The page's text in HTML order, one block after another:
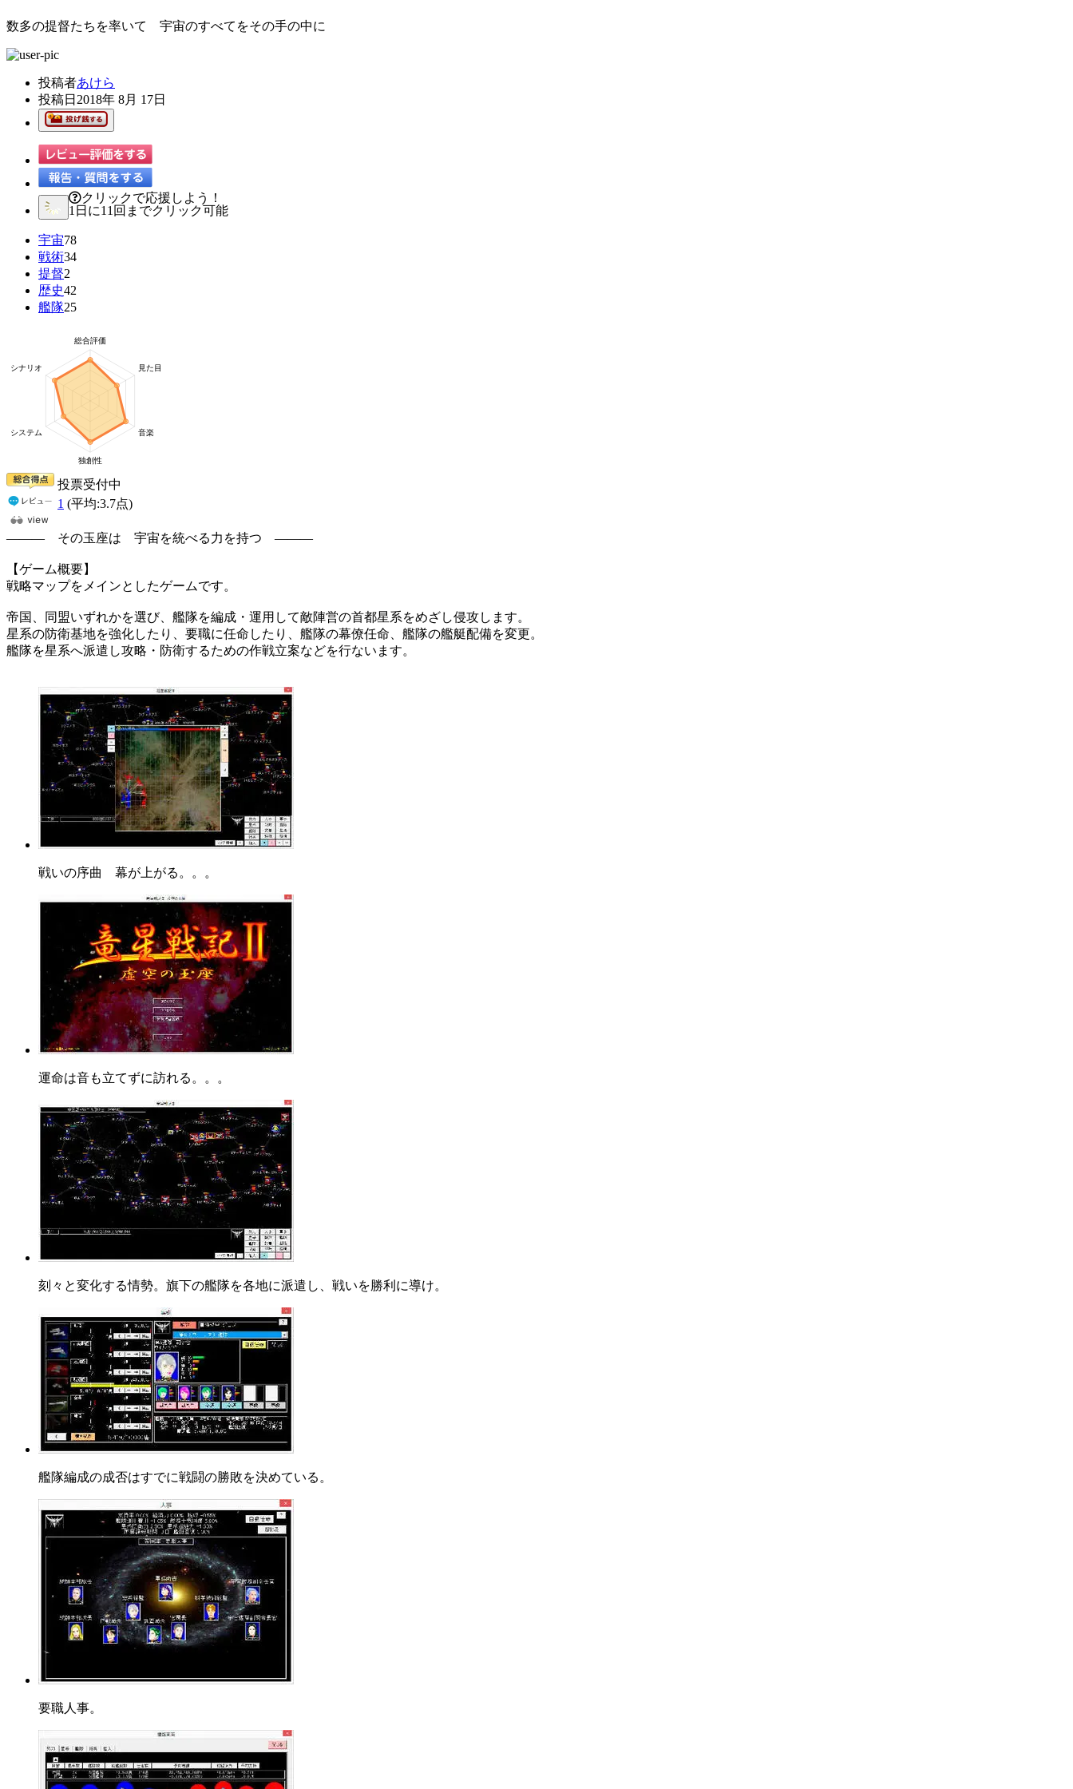
数多の提督たちを率いて 宇宙のすべてをその手の中に
投稿者あけら
投稿日 2018年 8月 17日
クリックで応援しよう！
1日に11回までクリック可能
宇宙78
戦術34
提督2
歴史42
艦隊25
投票受付中
1 (平均:3.7点)
――― その玉座は 宇宙を統べる力を持つ ―――
【ゲーム概要】
戦略マップをメインとしたゲームです。
帝国、同盟いずれかを選び、艦隊を編成・運用して敵陣営の首都星系をめざし侵攻します。
星系の防衛基地を強化したり、要職に任命したり、艦隊の幕僚任命、艦隊の艦艇配備を変更。
艦隊を星系へ派遣し攻略・防衛するための作戦立案などを行ないます。
戦いの序曲 幕が上がる。。。
運命は音も立てずに訪れる。。。
刻々と変化する情勢。旗下の艦隊を各地に派遣し、戦いを勝利に導け。
艦隊編成の成否はすでに戦闘の勝敗を決めている。
要職人事。